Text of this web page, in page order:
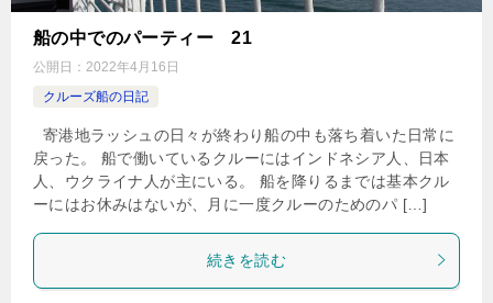
船の中でのパーティー 21
公開日： 2022年4月16日
クルーズ船の日記
寄港地ラッシュの日々が終わり船の中も落ち着いた日常に
戻った。 船で働いているクルーにはインドネシア人、日本
人、ウクライナ人が主にいる。 船を降りるまでは基本クル
ーにはお休みはないが、月に一度クルーのためのパ […]
続きを読む